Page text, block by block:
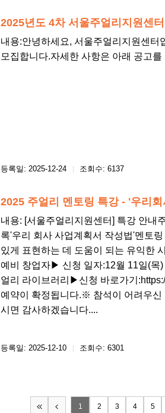
2025년도 4차 서울주얼리지원센
내용: ​안녕하세요, 서울주얼리지원센
모집합니다.자세한 사항은 아래 공고
등록일: 2025-12-24 조회수: 6137
2025 주얼리 멘토링 특강 - '우리
내용: [서울주얼리지원센터] 특강 안내
록'우리 회사 사업계획서 작성법'멘토
있게 표현하는 데 도움이 되는 유익한
예비 창업자▶ 신청 일자:12월 11일(
얼리 라이브러리▶​신청 바로가기
예약이 확정됩니다.※ 참석이 어려우
시면 감사하겠습니다....
등록일: 2025-12-10 조회수: 6301
1 2 3 4 5